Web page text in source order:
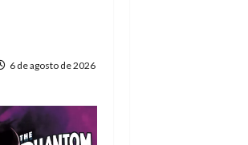
6 de agosto de 2026